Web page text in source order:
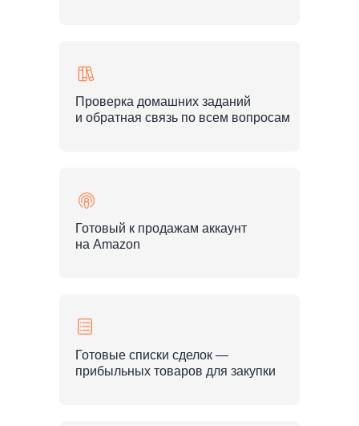
Проверка домашних заданий
и обратная связь по всем вопросам
Готовый к продажам аккаунт
на Amazon
Готовые списки сделок —
прибыльных товаров для закупки